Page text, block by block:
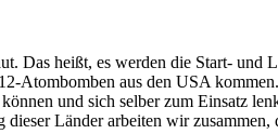
heißt, es werden die Start- und
Atombomben aus den USA
und sich selber zum Einsatz
Länder arbeiten wir zusammen,